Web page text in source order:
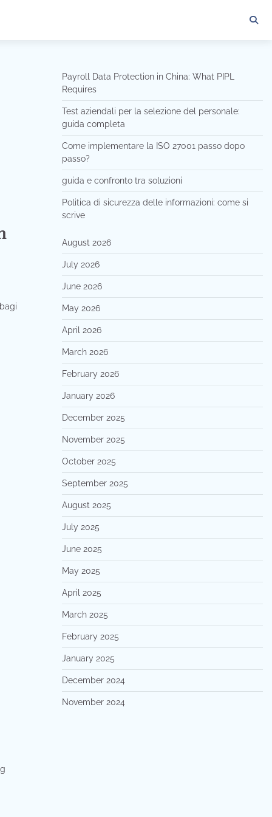
Payroll Data Protection in China: What PIPL
Requires
Test aziendali per la selezione del personale:
guida completa
Come implementare la ISO 27001 passo dopo
passo?
guida e confronto tra soluzioni
Politica di sicurezza delle informazioni: come si
scrive
August 2026
July 2026
June 2026
May 2026
April 2026
March 2026
February 2026
January 2026
December 2025
November 2025
October 2025
September 2025
August 2025
July 2025
June 2025
May 2025
April 2025
March 2025
February 2025
January 2025
December 2024
November 2024